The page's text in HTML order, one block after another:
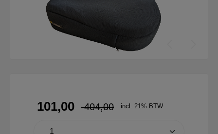
101,00 404,00 incl. 21% BTW